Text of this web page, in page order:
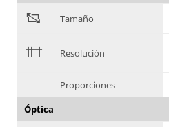
" Tamaño
$ Resolución
Proporciones
Óptica